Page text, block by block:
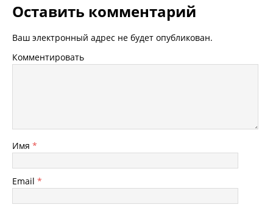
Оставить комментарий
Ваш электронный адрес не будет опубликован.
Комментировать
Имя *
Email *